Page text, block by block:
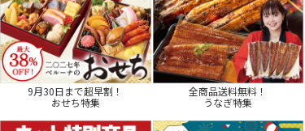
9月30日まで超早割！
おせち特集
全商品送料無料！
うなぎ特集